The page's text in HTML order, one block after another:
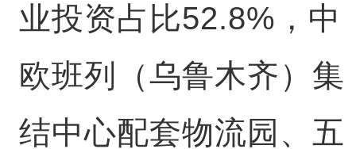
业投资占比52.8%，中
欧班列（乌鲁木齐）集
结中心配套物流园、五